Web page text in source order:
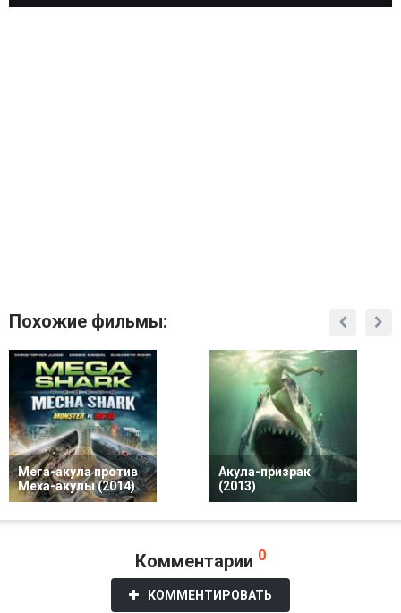
Похожие фильмы:
Мега-акула против
Меха-акулы (2014)
Акула-призрак
(2013)
Комментарии 0
КОММЕНТИРОВАТЬ